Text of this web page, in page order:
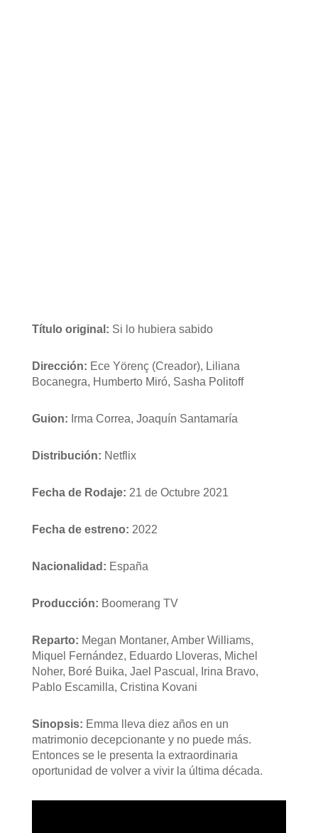
Título original: Si lo hubiera sabido
Dirección: Ece Yörenç (Creador), Liliana
Bocanegra, Humberto Miró, Sasha Politoff
Guion: Irma Correa, Joaquín Santamaría
Distribución: Netflix
Fecha de Rodaje: 21 de Octubre 2021
Fecha de estreno: 2022
Nacionalidad: España
Producción: Boomerang TV
Reparto: Megan Montaner, Amber Williams,
Miquel Fernández, Eduardo Lloveras, Michel
Noher, Boré Buika, Jael Pascual, Irina Bravo,
Pablo Escamilla, Cristina Kovani
Sinopsis: Emma lleva diez años en un
matrimonio decepcionante y no puede más.
Entonces se le presenta la extraordinaria
oportunidad de volver a vivir la última década.